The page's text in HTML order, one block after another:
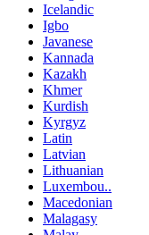
Icelandic
Igbo
Javanese
Kannada
Kazakh
Khmer
Kurdish
Kyrgyz
Latin
Latvian
Lithuanian
Luxembou..
Macedonian
Malagasy